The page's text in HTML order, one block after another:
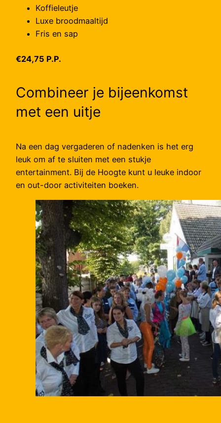
Koffieleutje
Luxe broodmaaltijd
Fris en sap
€24,75 P.P.
Combineer je bijeenkomst
met een uitje
Na een dag vergaderen of nadenken is het erg
leuk om af te sluiten met een stukje
entertainment. Bij de Hoogte kunt u leuke indoor
en out-door activiteiten boeken.